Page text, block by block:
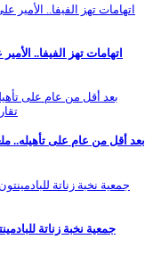
اتهامات تهز الفيفا..
جمعية نخبة زناتة